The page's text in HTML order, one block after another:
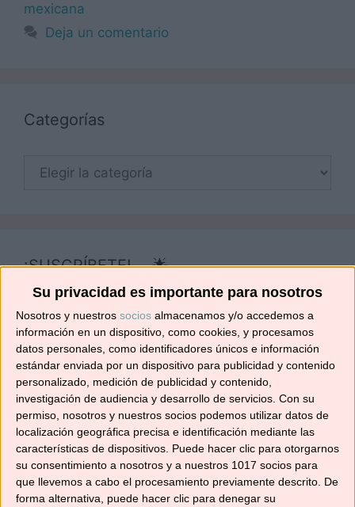
Su privacidad es importante para nosotros
Nosotros y nuestros socios almacenamos y/o accedemos a
información en un dispositivo, como cookies, y procesamos
datos personales, como identificadores únicos e información
estándar enviada por un dispositivo para publicidad y contenido
personalizado, medición de publicidad y contenido,
investigación de audiencia y desarrollo de servicios. Con su
permiso, nosotros y nuestros socios podemos utilizar datos de
localización geográfica precisa e identificación mediante las
características de dispositivos. Puede hacer clic para otorgarnos
su consentimiento a nosotros y a nuestros 1017 socios para
que llevemos a cabo el procesamiento previamente descrito. De
forma alternativa, puede hacer clic para denegar su
mexicana
Deja un comentario
Categorías
Categorías
¡SUSCRÍBETE! 🍳🌟
Suscríbete ahora para recibir todas las recetas
en tu correo.
¡No te pierdas ninguna! 👩‍🍳👨‍🍳
Dirección
correo
electrónico
Suscribir